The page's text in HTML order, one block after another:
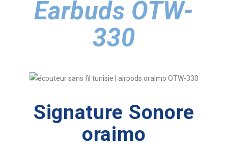
Earbuds OTW-
330
Signature Sonore
oraimo